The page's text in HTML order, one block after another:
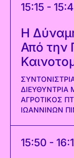
15:15 -
Η
Από την
ΔΙΕΥΘΎΝΤΡΙΑ
ΑΓΡΟΤΙΚΌΣ
ΙΩΑΝΝΊΝΩΝ
15:50 -